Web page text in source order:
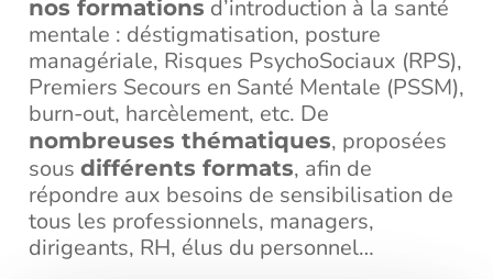
nos formations d’introduction à la santé
mentale : déstigmatisation, posture
managériale, Risques PsychoSociaux (RPS),
Premiers Secours en Santé Mentale (PSSM),
burn-out, harcèlement, etc. De
nombreuses thématiques, proposées
sous différents formats, afin de
répondre aux besoins de sensibilisation de
tous les professionnels, managers,
dirigeants, RH, élus du personnel…